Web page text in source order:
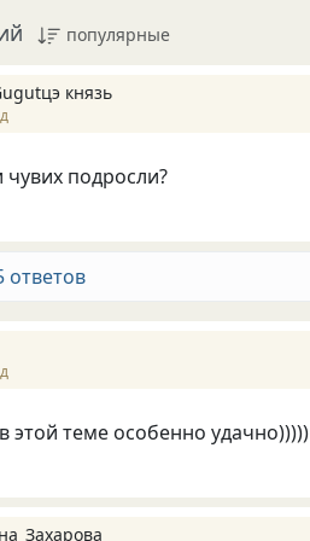
популярные
князь
чувих подросли?
ответов
этой теме особенно удачно)))))